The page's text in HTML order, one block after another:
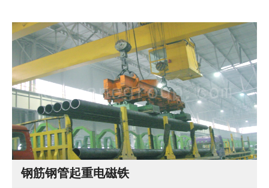
钢筋钢管起重电磁铁